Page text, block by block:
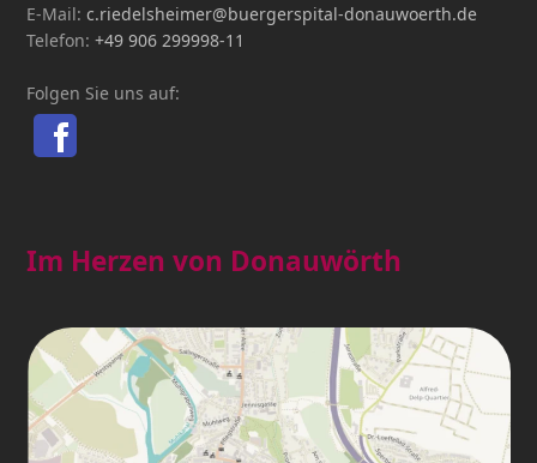
E-Mail:c.riedelsheimer@buergerspital-donauwoerth.de
Telefon:+49 906 299998-11
Folgen Sie uns auf:
Im Herzen von Donauwörth